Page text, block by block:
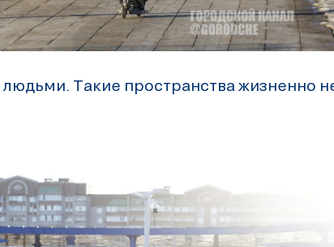
людьми. Такие пространства жизненно